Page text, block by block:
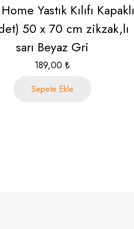
Yastık Kılıfı Kapaklı
50 x 70 cm zikzak,lı
sarı Beyaz Gri
189,00₺
Sepete Ekle